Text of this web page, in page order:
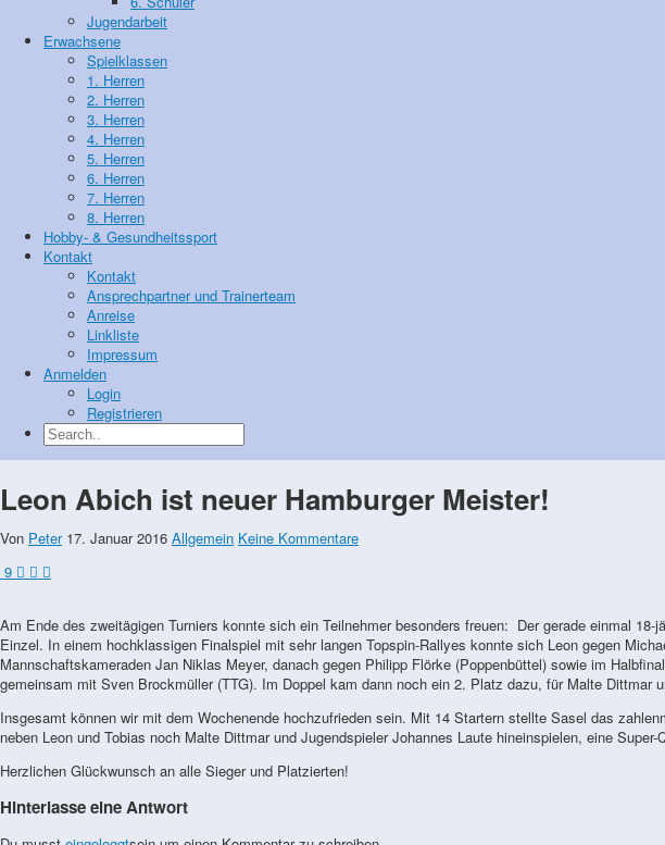
Jugendarbeit
Erwachsene
Spielklassen
1. Herren
2. Herren
3. Herren
4. Herren
5. Herren
6. Herren
7. Herren
8. Herren
Hobby- & Gesundheitssport
Kontakt
Kontakt
Ansprechpartner und Trainerteam
Anreise
Linkliste
Impressum
Anmelden
Login
Registrieren
Leon Abich ist neuer Hamburger Meister!
Von Peter 17. Januar 2016 Allgemein Keine Kommentare
9
Am Ende des zweitägigen Turniers konnte sich ein Teilnehmer besonders freuen: Der gerade einmal
Einzel. In einem hochklassigen Finalspiel mit sehr langen Topspin-Rallyes konnte sich Leon gegen
Mannschaftskameraden Jan Niklas Meyer, danach gegen Philipp Flörke (Poppenbüttel) sowie im
gemeinsam mit Sven Brockmüller (TTG). Im Doppel kam dann noch ein 2. Platz dazu, für Malte Dittmar
Insgesamt können wir mit dem Wochenende hochzufrieden sein. Mit 14 Startern stellte Sasel das
neben Leon und Tobias noch Malte Dittmar und Jugendspieler Johannes Laute hineinspielen, eine Super-
Herzlichen Glückwunsch an alle Sieger und Platzierten!
Hinterlasse eine Antwort